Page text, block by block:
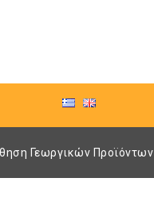
Γεωργικών Προϊόντων